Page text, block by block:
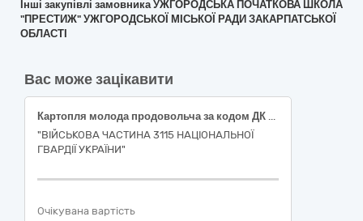
Інші закупівлі замовника УЖГОРОДСЬКА ПОЧАТКОВА ШКОЛА
"ПРЕСТИЖ" УЖГОРОДСЬКОЇ МІСЬКОЇ РАДИ ЗАКАРПАТСЬКОЇ
ОБЛАСТІ
Вас може зацікавити
Картопля молода продовольча за кодом ДК 021:2015:03210000-6 «Зернові культури та картопля», картопля молода продовольча, перший клас (ДК 021:2015:03212100-1 «Картопля»)
"ВІЙСЬКОВА ЧАСТИНА 3115 НАЦІОНАЛЬНОЇ
ГВАРДІЇ УКРАЇНИ"
Очікувана вартість